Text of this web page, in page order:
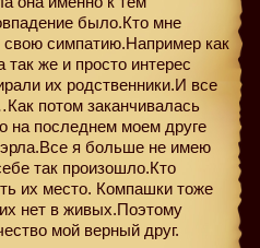
было.Кто мне
свою симпатию.Например как
же и просто интерес
их родственники.И все
потом заканчивалась
на последнем моем друге
я больше не имею
так произошло.Кто
их место. Компашки тоже
нет в живых.Поэтому
мой верный друг.